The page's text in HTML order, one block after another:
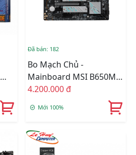
Đã bán: 182
Bo Mạch Chủ -
Mainboard MSI B650M
Gaming Plus Wifi DDR5
4.200.000 đ
Mới 100%